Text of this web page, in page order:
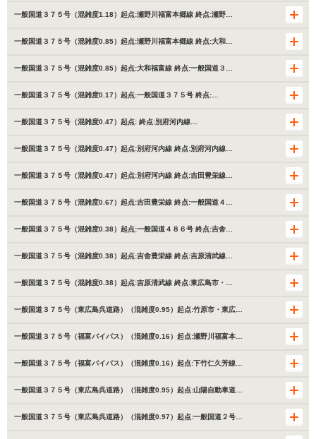
一般国道３７５号（混雑度1.18）起点:瀬野川福富本郷線 終点:瀬野…
一般国道３７５号（混雑度0.85）起点:瀬野川福富本郷線 終点:大和…
一般国道３７５号（混雑度0.85）起点:大和福富線 終点:一般国道３…
一般国道３７５号（混雑度0.17）起点:一般国道３７５号 終点:…
一般国道３７５号（混雑度0.47）起点: 終点:別府河内線…
一般国道３７５号（混雑度0.47）起点:別府河内線 終点:別府河内線…
一般国道３７５号（混雑度0.47）起点:別府河内線 終点:吉田豊栄線…
一般国道３７５号（混雑度0.67）起点:吉田豊栄線 終点:一般国道４…
一般国道３７５号（混雑度0.38）起点:一般国道４８６号 終点:吉舎…
一般国道３７５号（混雑度0.38）起点:吉舎豊栄線 終点:吉原清武線…
一般国道３７５号（混雑度0.38）起点:吉原清武線 終点:東広島市・…
一般国道３７５号（東広島呉道路）（混雑度0.95）起点:竹原市・東広…
一般国道３７５号（福富バイパス）（混雑度0.16）起点:瀬野川福富本…
一般国道３７５号（福富バイパス）（混雑度0.16）起点:下竹仁久芳線…
一般国道３７５号（東広島呉道路）（混雑度0.95）起点:山陽自動車道…
一般国道３７５号（東広島呉道路）（混雑度0.97）起点:一般国道２号…